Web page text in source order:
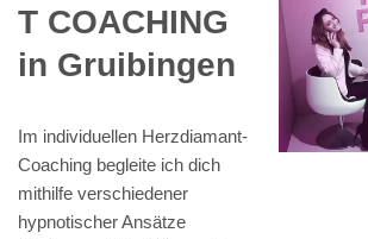
T COACHING
in Gruibingen
Im individuellen Herzdiamant-
Coaching begleite ich dich
mithilfe verschiedener
hypnotischer Ansätze